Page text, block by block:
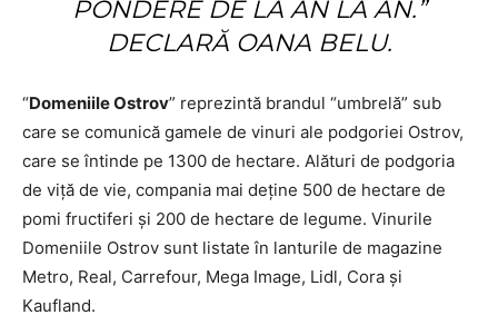
PONDERE DE LA AN LA AN.”
DECLARĂ OANA BELU.
“Domeniile Ostrov” reprezintă brandul “umbrelă” sub
care se comunică gamele de vinuri ale podgoriei Ostrov,
care se întinde pe 1300 de hectare. Alături de podgoria
de viţă de vie, compania mai deţine 500 de hectare de
pomi fructiferi şi 200 de hectare de legume. Vinurile
Domeniile Ostrov sunt listate în lanturile de magazine
Metro, Real, Carrefour, Mega Image, Lidl, Cora și
Kaufland.